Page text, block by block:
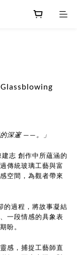
的深邃 ——。」
志 創作中所蘊涵的
傳統玻璃工藝與富
空間，為觀者帶來
的過程，將故事凝結
一段情感的具象表
盼。
感，捕捉工藝師直